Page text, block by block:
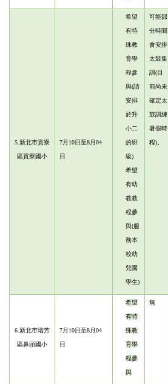
5. 新北市貢寮
區貢寮國小
7月10日至8月04
日
希望
有特
殊教
育學
程參
與(請
安排
於升
小二
的班
級)
希望
有幼
教教
程參
與(服
務本
校幼
兒園
學生)
可能部
分時間
會安排
太鼓集
訓(目
前尚未
確定太
鼓訓練
暑假時
程)。
6.新北市瑞芳
區鼻頭國小
7月10日至8月04
日
希望
有特
殊教
育學
程參
與
無